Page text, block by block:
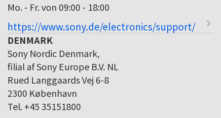
Mo. - Fr. von 09:00 - 18:00
https://www.sony.de/electronics/support/
DENMARK
Sony Nordic Denmark,
filial af Sony Europe B.V. NL
Rued Langgaards Vej 6-8
2300 København
Tel. +45 35151800